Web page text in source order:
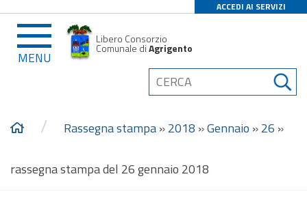
ACCEDI AI SERVIZI
MENU
Libero Consorzio
Comunale diAgrigento
/ Rassegna stampa»2018 »Gennaio »26 »
rassegna stampa del 26 gennaio 2018